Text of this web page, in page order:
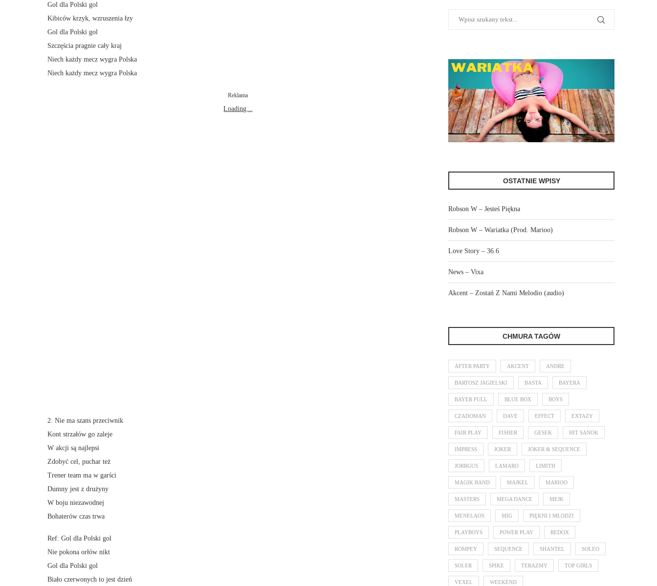
Gol dla Polski gol
Kibiców krzyk, wzruszenia łzy
Gol dla Polski gol
Szczęścia pragnie cały kraj
Niech każdy mecz wygra Polska
Niech każdy mecz wygra Polska
Reklama
Loading...
2. Nie ma szans przeciwnik
Kont strzałów go zaleje
W akcji są najlepsi
Zdobyć cel, puchar też
Trener team ma w garści
Dumny jest z drużyny
W boju niezawodnej
Bohaterów czas trwa
Ref: Gol dla Polski gol
Nie pokona orłów nikt
Gol dla Polski gol
Biało czerwonych to jest dzień
OSTATNIE WPISY
Robson W – Jesteś Piękna
Robson W – Wariatka (Prod. Marioo)
Love Story – 36.6
News – Vixa
Akcent – Zostań Z Nami Melodio (audio)
CHMURA TAGÓW
AFTER PARTY AKCENT ANDRE
BARTOSZ JAGIELSKI BASTA BAYERA
BAYER FULL BLUE BOX BOYS
CZADOMAN DAVE EFFECT EXTAZY
FAIR PLAY FISHER GESEK HIT SANOK
IMPRESS JOKER JOKER & SEQUENCE
JORRGUS LAMARO LIMITH
MAGIK BAND MAJKEL MARIOO
MASTERS MEGA DANCE MEJK
MENELAOS MIG PIĘKNI I MŁODZI
PLAYBOYS POWER PLAY REDOX
ROMPEY SEQUENCE SHANTEL SOLEO
SOLER SPIKE TERAZMY TOP GIRLS
VEXEL WEEKEND